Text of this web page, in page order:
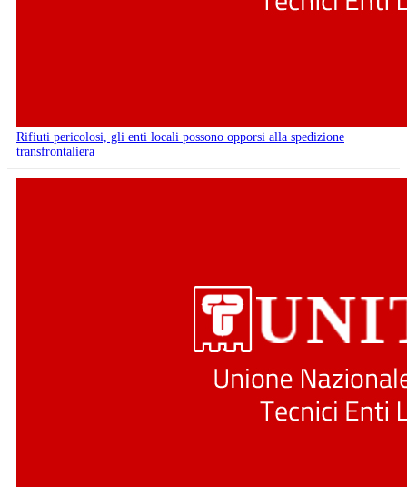
Rifiuti pericolosi, gli enti locali possono opporsi alla spedizione
transfrontaliera